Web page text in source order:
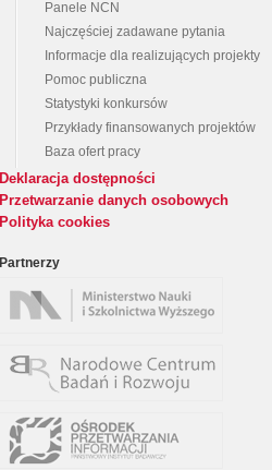
Panele NCN
Najczęściej zadawane pytania
Informacje dla realizujących projekty
Pomoc publiczna
Statystyki konkursów
Przykłady finansowanych projektów
Baza ofert pracy
Deklaracja dostępności
Przetwarzanie danych osobowych
Polityka cookies
Partnerzy